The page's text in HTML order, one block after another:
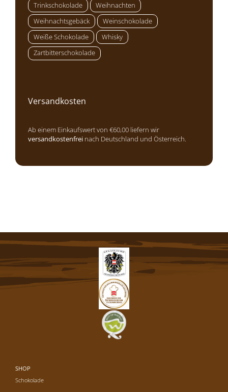
Trinkschokolade
Weihnachten
Weihnachtsgebäck
Weinschokolade
Weiße Schokolade
Whisky
Zartbitterschokolade
Versandkosten
Ab einem Einkaufswert von €60,00 liefern wir
versandkostenfrei nach Deutschland und Österreich.
SHOP
Schokolade